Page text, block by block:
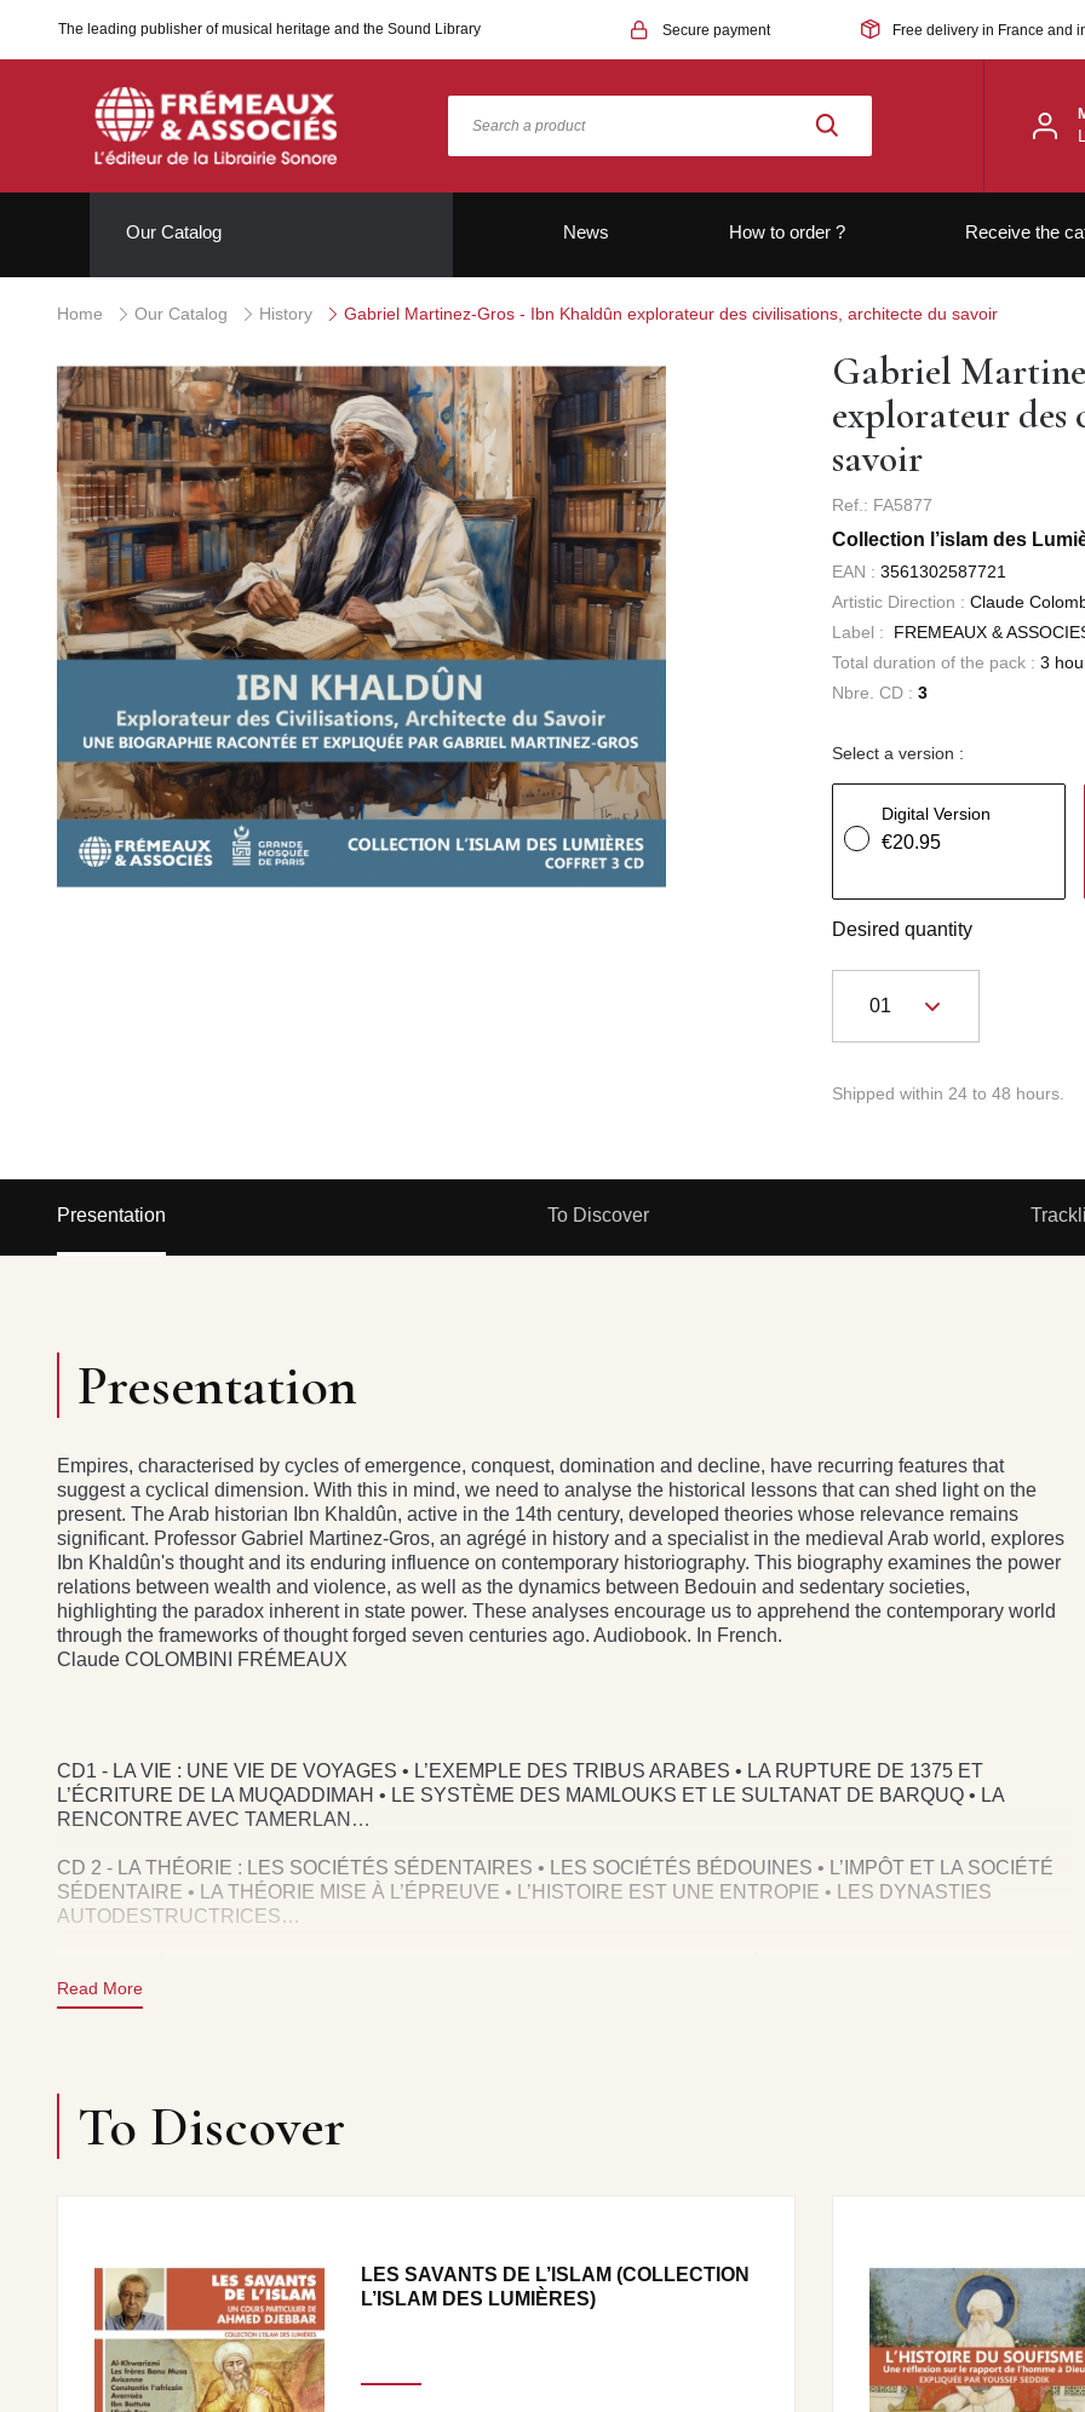
The leading publisher of musical heritage and the Sound Library Secure payment Free delivery in France and
Our Catalog News How to order ? Receive the
Home Our Catalog History Gabriel Martinez-Gros - Ibn Khaldûn explorateur des civilisations, architecte du savoir
Gabriel
explorateur
savoir
Ref.: FA5877
Collection l’islam des
EAN : 3561302587721
Artistic Direction : Claude
Label :
FREMEAUX &
Total duration of the pack : 3
Nbre. CD : 3
Select a version :
Digital Version
€20.95
Desired quantity
Shipped within 24 to 48 hours.
Presentation To Discover
Presentation
Empires, characterised by cycles of emergence, conquest, domination and decline, have recurring features that
suggest a cyclical dimension. With this in mind, we need to analyse the historical lessons that can shed light on the
present. The Arab historian Ibn Khaldûn, active in the 14th century, developed theories whose relevance remains
significant. Professor Gabriel Martinez-Gros, an agrégé in history and a specialist in the medieval Arab world, explores
Ibn Khaldûn's thought and its enduring influence on contemporary historiography. This biography examines the power
relations between wealth and violence, as well as the dynamics between Bedouin and sedentary societies,
highlighting the paradox inherent in state power. These analyses encourage us to apprehend the contemporary world
through the frameworks of thought forged seven centuries ago. Audiobook. In French.
Claude COLOMBINI FRÉMEAUX
CD1 - LA VIE : UNE VIE DE VOYAGES • L’EXEMPLE DES TRIBUS ARABES • LA RUPTURE DE 1375 ET
L’ÉCRITURE DE LA MUQADDIMAH • LE SYSTÈME DES MAMLOUKS ET LE SULTANAT DE BARQUQ • LA
RENCONTRE AVEC TAMERLAN…
CD 2 - LA THÉORIE : LES SOCIÉTÉS SÉDENTAIRES • LES SOCIÉTÉS BÉDOUINES • L’IMPÔT ET LA SOCIÉTÉ
SÉDENTAIRE • LA THÉORIE MISE À L’ÉPREUVE • L’HISTOIRE EST UNE ENTROPIE • LES DYNASTIES
AUTODESTRUCTRICES…
PARALLÈLE AVEC ALEXIS DE TOCQUEVILLE • LA VIOLENCE DEVENUE IRRATIONNELLE • LE THÉORICIEN
DE L’HISTOIRE PRÉMODERNE • LE RETOUR DES BÉDOUINS…
COEDITION : GRANDE MOSQUEE DE PARIS
Read More
To Discover
LES SAVANTS DE L’ISLAM (COLLECTION
L’ISLAM DES LUMIÈRES)